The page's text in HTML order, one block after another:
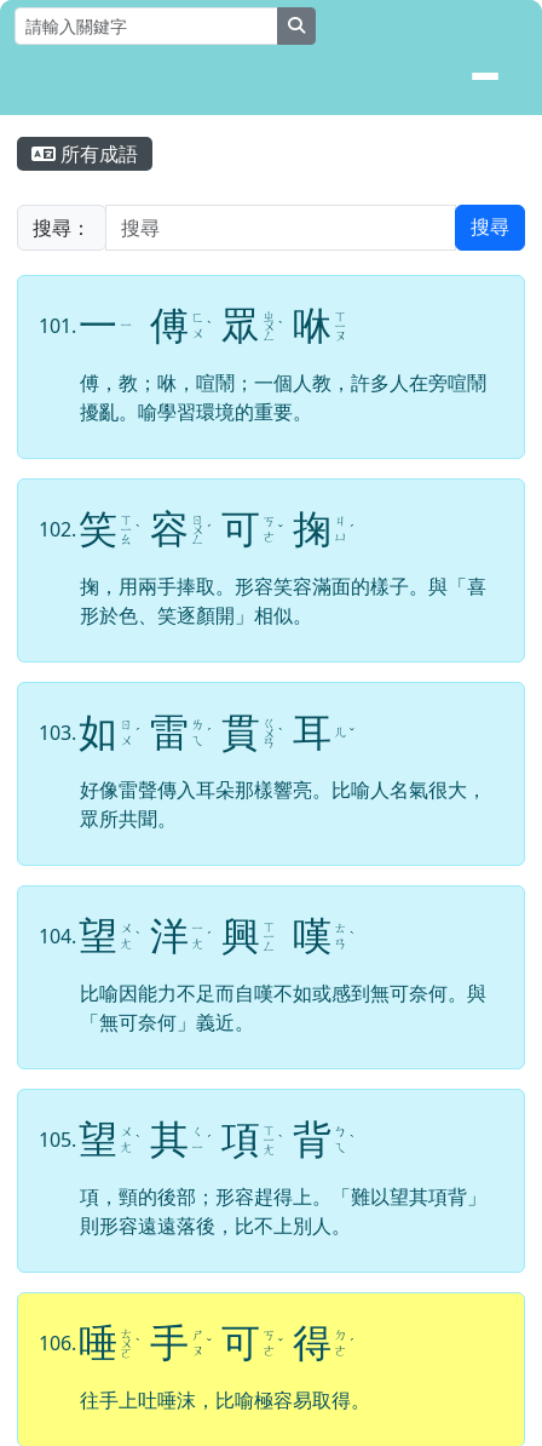
跳至主內容區
花蓮縣壽豐鄉月眉國民小學全球資
主內容區域
所有成語
搜尋： 搜尋
101.一 ㄧ 傅 ㄈ
ㄨ ˋ 眾 ㄓ
ㄨ
ㄥ
ˋ 咻 ㄒ
ㄧ
ㄡ
傅，教；咻，喧鬧；一個人教，許多人在旁喧鬧
擾亂。喻學習環境的重要。
102.笑 ㄒ
ㄧ
ㄠ
ˋ 容 ㄖ
ㄨ
ㄥ
ˊ 可 ㄎ
ㄜ ˇ 掬 ㄐ
ㄩ ˊ
掬，用兩手捧取。形容笑容滿面的樣子。與「喜
形於色、笑逐顏開」相似。
103.如 ㄖ
ㄨ ˊ 雷 ㄌ
ㄟ
ˊ 貫 ㄍ
ㄨ
ㄢ
ˋ 耳 ㄦ ˇ
好像雷聲傳入耳朵那樣響亮。比喻人名氣很大，
眾所共聞。
104.望
ㄨ
ㄤ ˋ 洋 ㄧ
ㄤ ˊ 興 ㄒ
ㄧ
ㄥ 嘆 ㄊ
ㄢ ˋ
比喻因能力不足而自嘆不如或感到無可奈何。與
「無可奈何」義近。
105.望
ㄨ
ㄤ ˋ 其 ㄑ
ㄧ ˊ 項 ㄒ
ㄧ
ㄤ
ˋ 背 ㄅ
ㄟ ˋ
項，頸的後部；形容趕得上。「難以望其項背」
則形容遠遠落後，比不上別人。
106.唾 ㄊ
ㄨ
ㄛ
ˋ 手 ㄕ
ㄡ ˇ 可 ㄎ
ㄜ ˇ 得 ㄉ
ㄜ ˊ
往手上吐唾沫，比喻極容易取得。
頁尾區域